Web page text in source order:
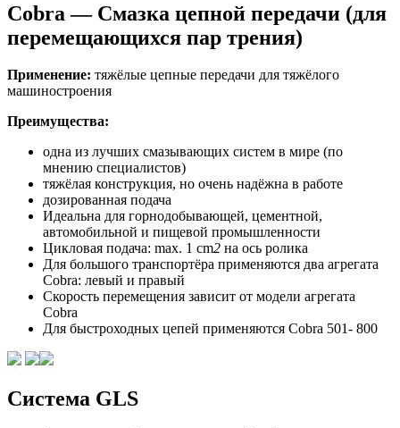
Cobra — Смазка цепной передачи (для
перемещающихся пар трения)
Применение: тяжёлые цепные передачи для тяжёлого
машиностроения
Преимущества:
одна из лучших смазывающих систем в мире (по
мнению специалистов)
тяжёлая конструкция, но очень надёжна в работе
дозированная подача
Идеальна для горнодобывающей, цементной,
автомобильной и пищевой промышленности
Цикловая подача: max. 1 cm2 на ось ролика
Для большого транспортёра применяются два агрегата
Cobra: левый и правый
Скорость перемещения зависит от модели агрегата
Cobra
Для быстроходных цепей применяются Cobra 501- 800
Система GLS